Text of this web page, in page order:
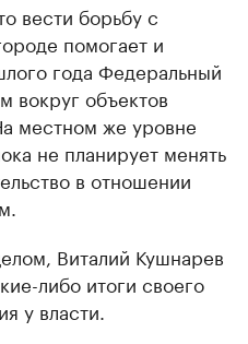
вести борьбу с
помогает и
года Федеральный
вокруг объектов
местном же уровне
не планирует менять
в отношении
Виталий Кушнарев
либо итоги своего
у власти.